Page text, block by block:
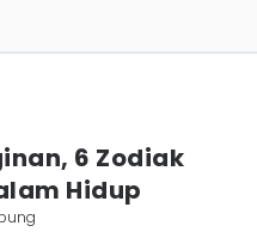
6 Zodiak
Hidup